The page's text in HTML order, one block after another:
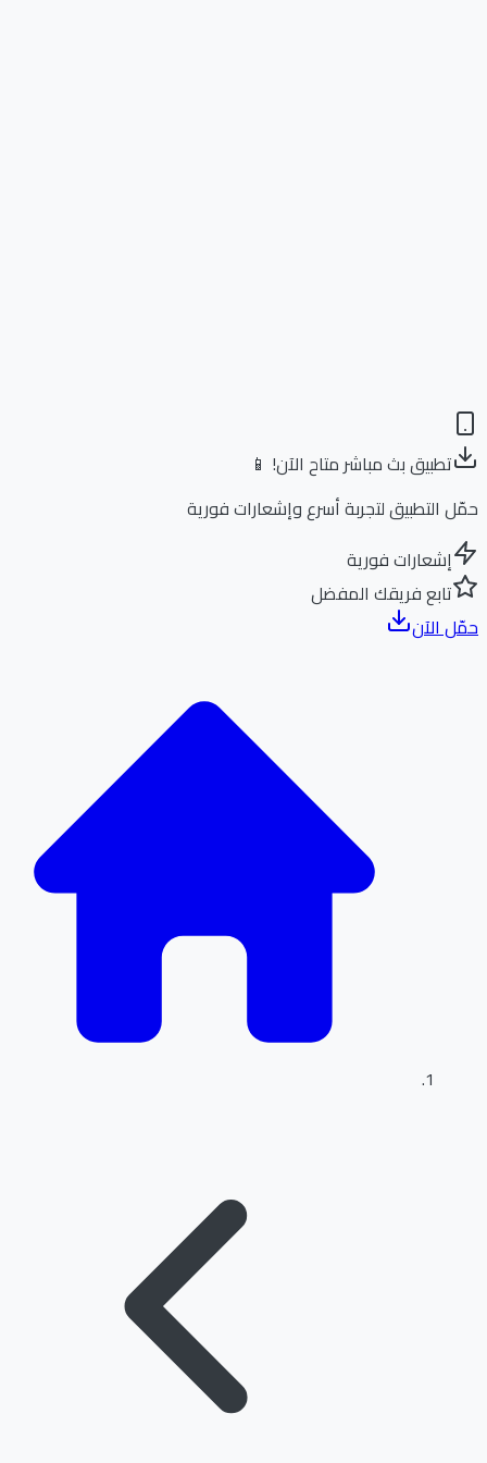
تطبيق بث مباشر متاح الآن! 📱
التطبيق لتجربة أسرع وإشعارات فورية
إشعارات فورية
تابع فريقك المفضل
الآن